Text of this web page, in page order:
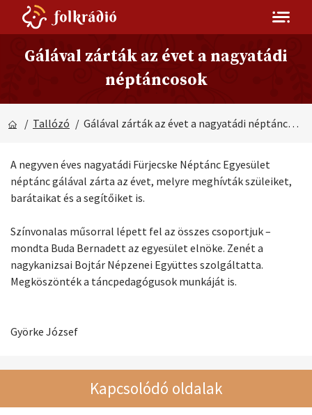
Gálával zárták az évet a nagyatádi
néptáncosok
/ Tallózó / Gálával zárták az évet a nagyatádi néptáncosok
A negyven éves nagyatádi Fürjecske Néptánc Egyesület
néptánc gálával zárta az évet, melyre meghívták szüleiket,
barátaikat és a segítőiket is.
Színvonalas műsorral lépett fel az összes csoportjuk –
mondta Buda Bernadett az egyesület elnöke. Zenét a
nagykanizsai Bojtár Népzenei Együttes szolgáltatta.
Megköszönték a táncpedagógusok munkáját is.
Györke József
Kapcsolódó oldalak